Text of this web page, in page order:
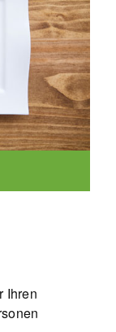
Ihren